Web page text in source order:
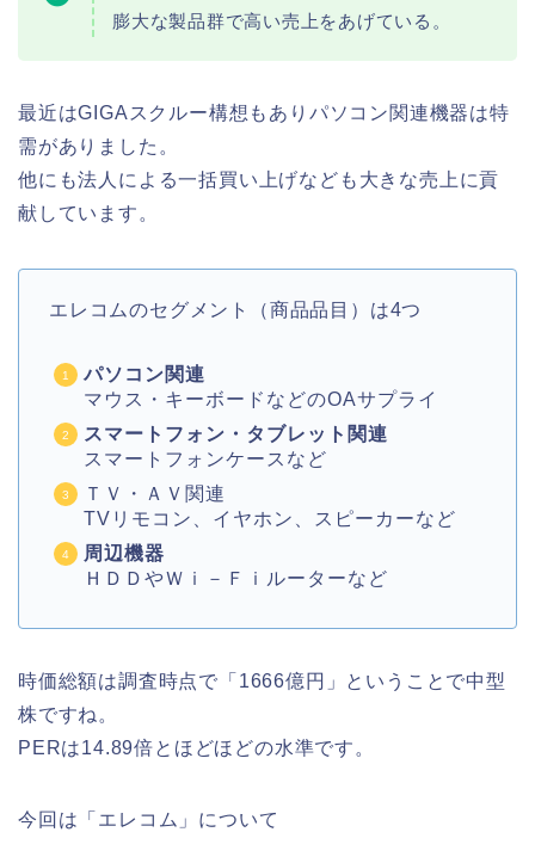
膨大な製品群で高い売上をあげている。
最近はGIGAスクルー構想もありパソコン関連機器は特
需がありました。
他にも法人による一括買い上げなども大きな売上に貢
献しています。
エレコムのセグメント（商品品目）は4つ
パソコン関連
マウス・キーボードなどのOAサプライ
スマートフォン・タブレット関連
スマートフォンケースなど
ＴＶ・ＡＶ関連
TVリモコン、イヤホン、スピーカーなど
周辺機器
ＨＤＤやＷｉ－Ｆｉルーターなど
時価総額は調査時点で「1666億円」ということで中型
株ですね。
PERは14.89倍とほどほどの水準です。
今回は「エレコム」について